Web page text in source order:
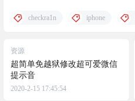
checkra1n iphone
资源
超简单免越狱修改超可爱微信
提示音
2020-2-15 17:45:54